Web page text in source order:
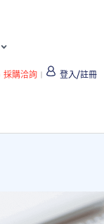
採購洽詢 登入/註冊